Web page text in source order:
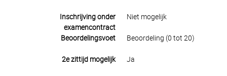
Inschrijving onder
examencontract
Niet mogelijk
Beoordelingsvoet Beoordeling (0 tot 20)
2e zittijd mogelijk Ja